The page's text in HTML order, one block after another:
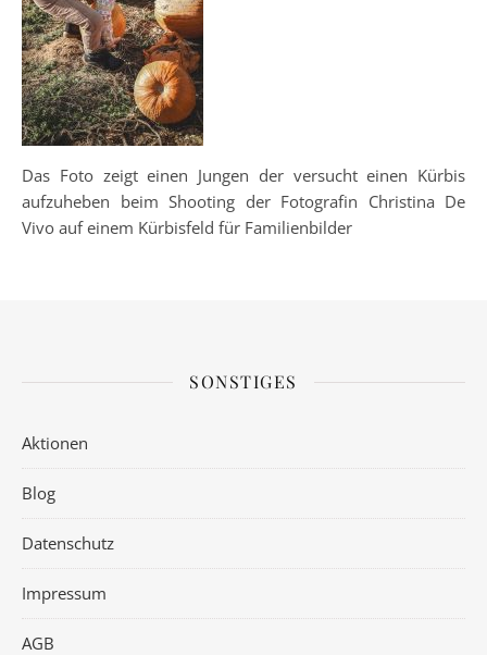
Das Foto zeigt einen Jungen der versucht einen Kürbis
aufzuheben beim Shooting der Fotografin Christina De
Vivo auf einem Kürbisfeld für Familienbilder
SONSTIGES
Aktionen
Blog
Datenschutz
Impressum
AGB